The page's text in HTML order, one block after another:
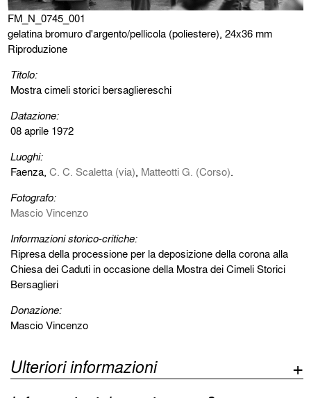
FM_N_0745_001
gelatina bromuro d'argento/pellicola (poliestere), 24x36 mm
Riproduzione
Titolo:
Mostra cimeli storici bersagliereschi
Datazione:
08 aprile 1972
Luoghi:
Faenza,C. C. Scaletta (via), Matteotti G. (Corso).
Fotografo:
Mascio Vincenzo
Informazioni storico-critiche:
Ripresa della processione per la deposizione della corona alla
Chiesa dei Caduti in occasione della Mostra dei Cimeli Storici
Bersaglieri
Donazione:
Mascio Vincenzo
Ulteriori informazioni